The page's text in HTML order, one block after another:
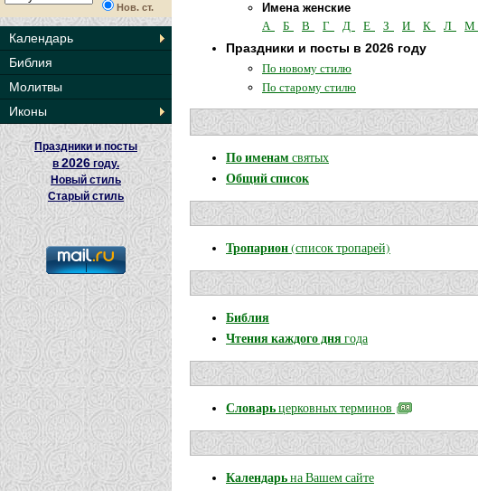
Нов. ст.
Календарь
Библия
Молитвы
Иконы
Праздники и посты
в 2026году.
Новый стиль
Старый стиль
Имена женские
А Б В Г Д Е З И К Л М
Праздники и посты в 2026 году
По новому стилю
По старому стилю
По именам святых
Общий список
Тропарион(список тропарей)
Библия
Чтения каждого днягода
Словарьцерковных терминов
Календарьна Вашем сайте